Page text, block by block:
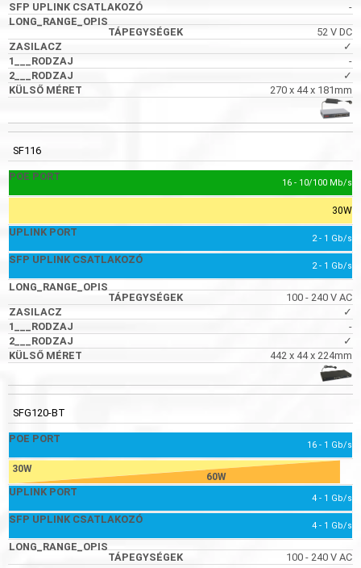
-
52 V DC
✓
-
✓
270 x 44 x 181mm
SF116
16 - 10/100 Mb/s
30W
2 - 1 Gb/s
2 - 1 Gb/s
100 - 240 V AC
✓
-
✓
442 x 44 x 224mm
SFG120-BT
16 - 1 Gb/s
30W
60W
4 - 1 Gb/s
4 - 1 Gb/s
100 - 240 V AC